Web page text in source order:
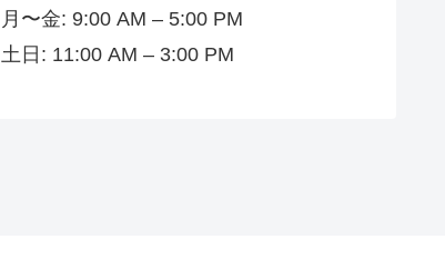
月〜金: 9:00 AM – 5:00 PM
土日: 11:00 AM – 3:00 PM